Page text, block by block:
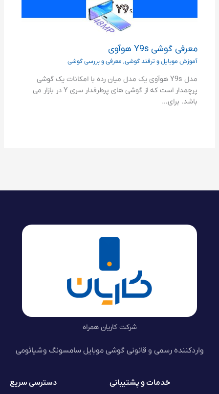
معرفی گوشی Y9s هوآوی
آموزش موبایل و ترفند گوشی, معرفی و بررسی گوشی
مدل Y9s هوآوی یک مدل میان رده با امکانات یک گوشی
پرچمدار است که از گوشی های پرطرفدار سری Y در بازار می
باشد. برای…
شرکت کاریان همراه
واردکننده رسمی و قانونی گوشی موبایل سامسونگ و شیائومی
خدمات و پشتیبانی دسترسی سریع